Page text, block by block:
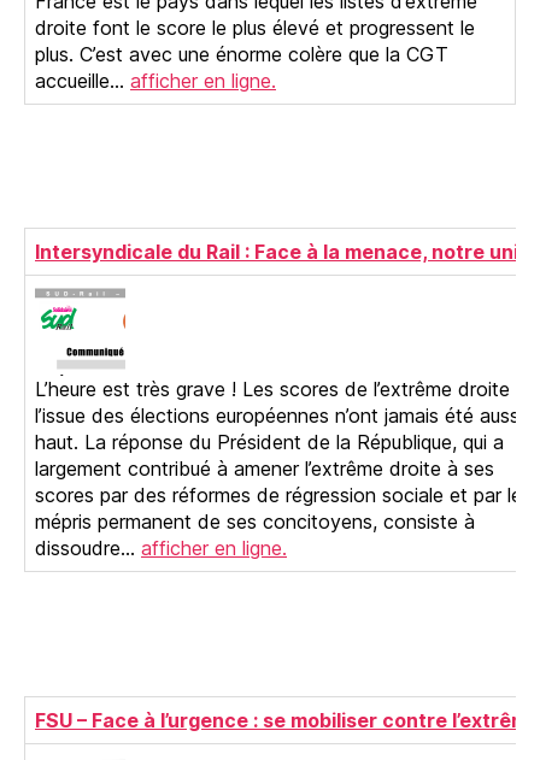
droite font le score le plus élevé et progressent le
plus. C’est avec une énorme colère que la CGT
accueille… afficher en ligne.
Intersyndicale du Rail : Face à la menace, notre
L’heure est très grave ! Les scores de l’extrême droite à
l’issue des élections européennes n’ont jamais été aussi
haut. La réponse du Président de la République, qui a
largement contribué à amener l’extrême droite à ses
scores par des réformes de régression sociale et par le
mépris permanent de ses concitoyens, consiste à
dissoudre… afficher en ligne.
FSU – Face à l’urgence : se mobiliser contre